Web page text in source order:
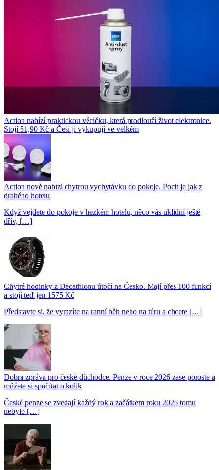
Action nabízí praktickou věcičku, která prodlouží život elektronice.
Stojí 51,90 Kč a Češi ji vykupují ve velkém
Action nově nabízí chytrou vychytávku do pokoje. Pocit je jak z
drahého hotelu
Když vejdete do pokoje v hezkém hotelu, něco vás uklidní ještě
dřív, […]
Chytré hodinky z Decathlonu útočí na Česko. Mají přes 100 funkcí
a stojí teď jen 1575 Kč
Představte si, že vyrazíte na ranní běh nebo na túru a chcete […]
Dobrá zpráva pro české důchodce. Penze v roce 2026 zase poroste a
můžete si spočítat o kolik
České penze se zvedají každý rok a začátkem roku 2026 tomu
nebylo […]